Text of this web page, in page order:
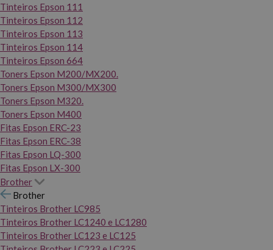
Tinteiros Epson 111
Tinteiros Epson 112
Tinteiros Epson 113
Tinteiros Epson 114
Tinteiros Epson 664
Toners Epson M200/MX200.
Toners Epson M300/MX300
Toners Epson M320.
Toners Epson M400
Fitas Epson ERC-23
Fitas Epson ERC-38
Fitas Epson LQ-300
Fitas Epson LX-300
Brother
Brother
Tinteiros Brother LC985
Tinteiros Brother LC1240 e LC1280
Tinteiros Brother LC123 e LC125